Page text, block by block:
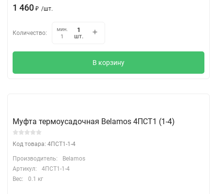
1 460 ₽ /шт.
Количество:
мин.
1
шт.
В корзину
Муфта термоусадочная Belamos 4ПСТ1 (1-4)
Код товара: 4ПСТ1-1-4
Производитель:
Belamos
Артикул:
4ПСТ1-1-4
Вес:
0.1 кг